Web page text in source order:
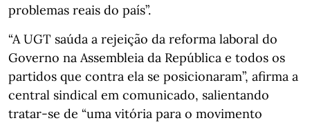
problemas reais do país”.
“A UGT saúda a rejeição da reforma laboral do
Governo na Assembleia da República e todos os
partidos que contra ela se posicionaram”, afirma a
central sindical em comunicado, salientando
tratar-se de “uma vitória para o movimento